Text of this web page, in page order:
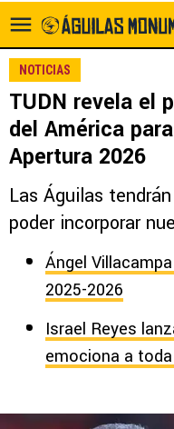
NOTICIAS
TUDN revela el
del América
Apertura 2026
Las Águilas
poder incorporar
Ángel
2025-2026
Israel Reyes
emociona a